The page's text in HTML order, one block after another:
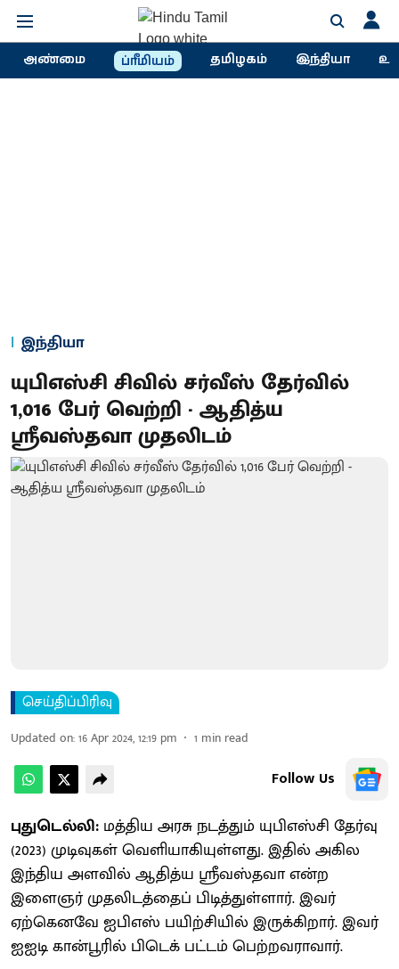
அண்மை ப்ரீமியம் தமிழகம் இந்தியா
இந்தியா
யுபிஎஸ்சி சிவில் சர்வீஸ் தேர்வில்
1,016 பேர் வெற்றி - ஆதித்ய
ஸ்ரீவஸ்தவா முதலிடம்
செய்திப்பிரிவு
Updated on:16 Apr 2024, 12:19 pm 1 min read
Follow Us
புதுடெல்லி: மத்திய அரசு நடத்தும் யுபிஎஸ்சி தேர்வு
(2023) முடிவுகள் வெளியாகியுள்ளது. இதில் அகில
இந்திய அளவில் ஆதித்ய ஸ்ரீவஸ்தவா என்ற
இளைஞர் முதலிடத்தைப் பிடித்துள்ளார். இவர்
ஏற்கெனவே ஐபிஎஸ் பயிற்சியில் இருக்கிறார். இவர்
ஐஐடி கான்பூரில் பிடெக் பட்டம் பெற்றவராவார்.